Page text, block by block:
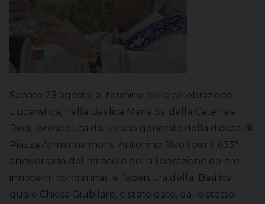
Sabato 23 agosto, al termine della celebrazione
Eucaristica, nella Basilica Maria Ss. della Catena a
Riesi, presieduta dal vicario generale della diocesi di
Piazza Armerina mons. Antonino Rivoli per il 633°
anniversario del miracolo della liberazione dei tre
innocenti condannati e l’apertura della Basilica
quale Chiesa Giubilare, è stato dato, dallo stesso